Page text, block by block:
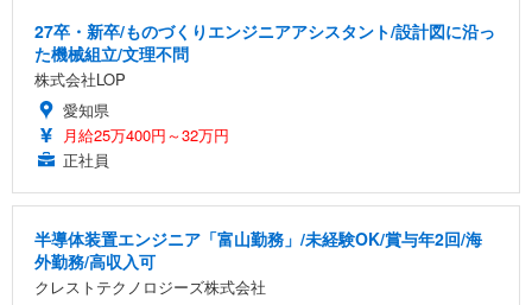
27卒・新卒/ものづくりエンジニアアシスタント/設計図に沿っ
た機械組立/文理不問
株式会社LOP
愛知県
月給25万400円～32万円
正社員
半導体装置エンジニア「富山勤務」/未経験OK/賞与年2回/海
外勤務/高収入可
クレストテクノロジーズ株式会社